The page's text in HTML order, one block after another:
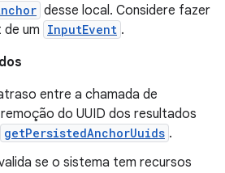
desse local. Considere fazer
um InputEvent .
entre a chamada de
do UUID dos resultados
getPersistedAnchorUuids .
se o sistema tem recursos